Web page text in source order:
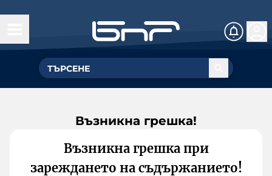
Възникна грешка!
Възникна грешка при
зареждането на съдържанието!